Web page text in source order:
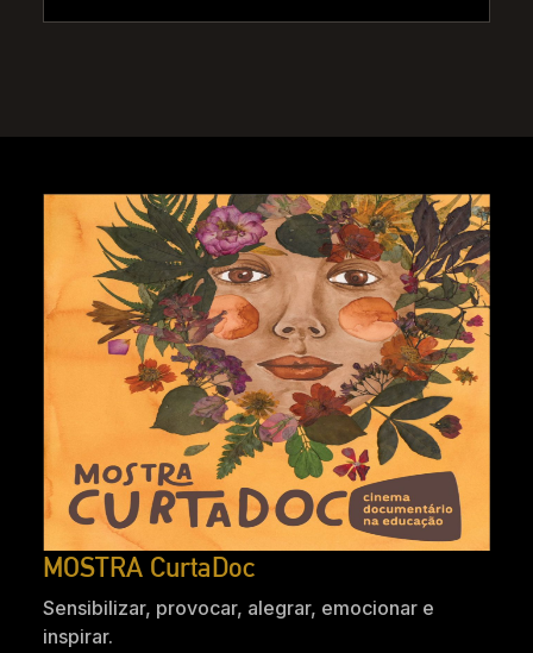
MOSTRA CurtaDoc
Sensibilizar, provocar, alegrar, emocionar e
inspirar.